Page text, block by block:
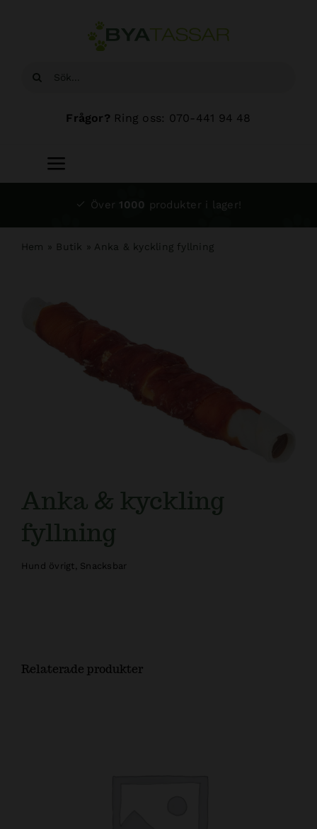
Sök
Frågor? Ring oss: 070-441 94 48
Toggle
Navigation
Om oss
Kundtjänst
Över 1000 produkter i lager!
Hem » Butik » Anka & kyckling fyllning
Anka & kyckling
fyllning
Hund övrigt, Snacksbar
Relaterade produkter